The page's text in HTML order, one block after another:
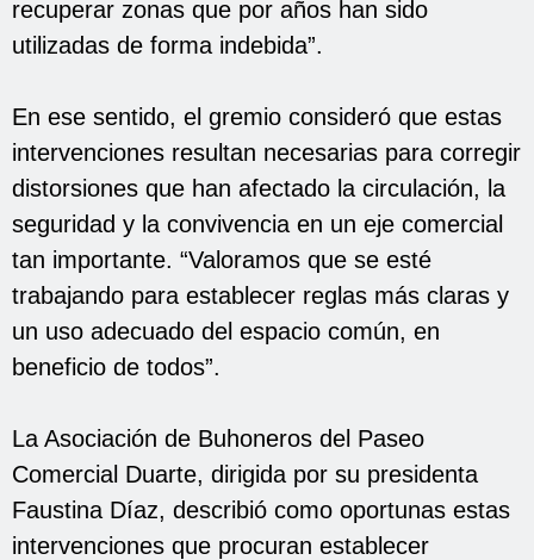
recuperar zonas que por años han sido
utilizadas de forma indebida”.
En ese sentido, el gremio consideró que estas
intervenciones resultan necesarias para corregir
distorsiones que han afectado la circulación, la
seguridad y la convivencia en un eje comercial
tan importante. “Valoramos que se esté
trabajando para establecer reglas más claras y
un uso adecuado del espacio común, en
beneficio de todos”.
La Asociación de Buhoneros del Paseo
Comercial Duarte, dirigida por su presidenta
Faustina Díaz, describió como oportunas estas
intervenciones que procuran establecer